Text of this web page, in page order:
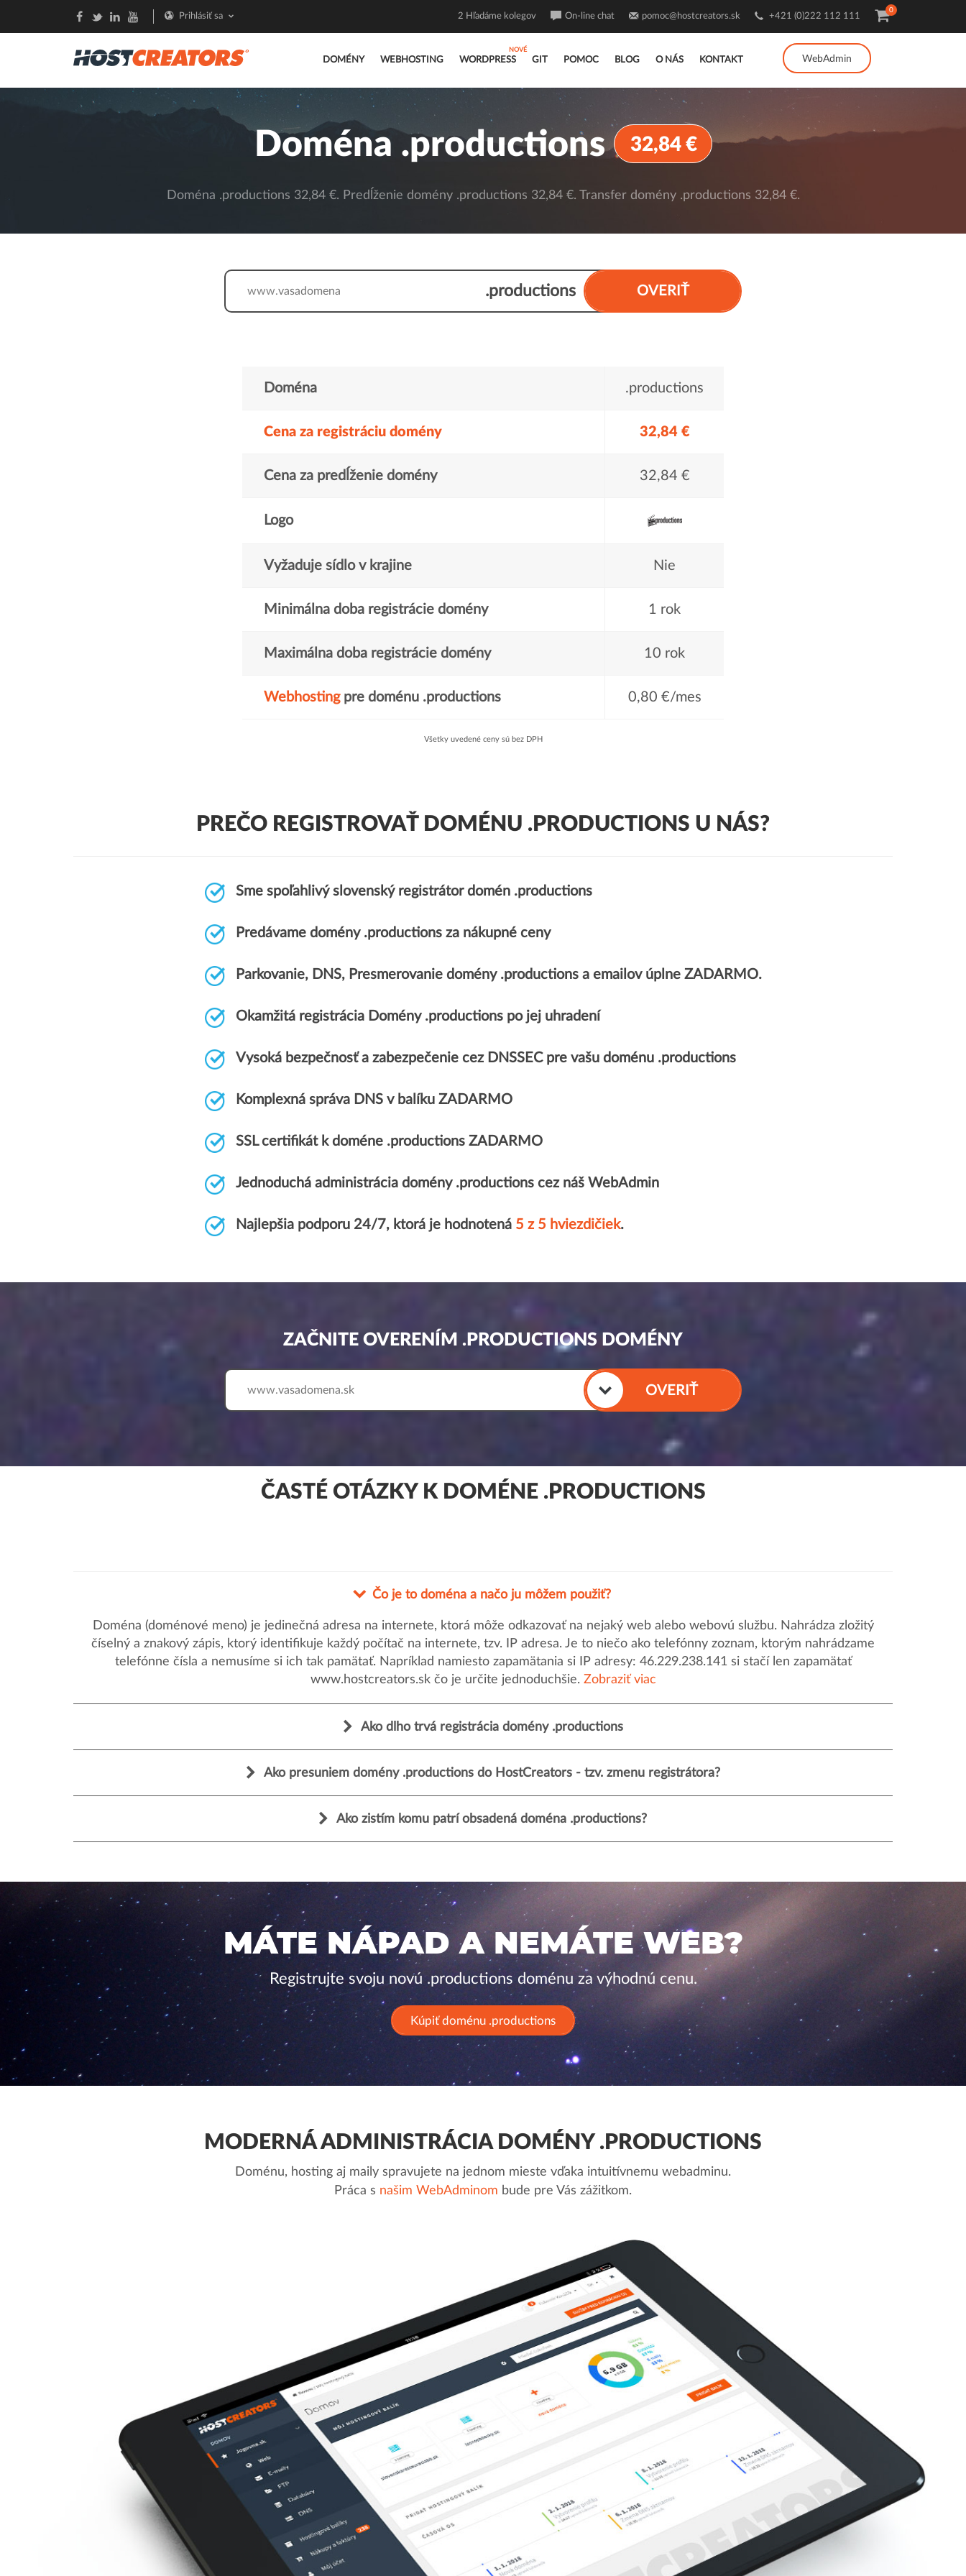
DOMÉNY WEBHOSTING WORDPRESS GIT POMOC BLOG O NÁS KONTAKT WebAdmin
Prihlásiť sa 2 Hľadáme kolegov On-line chat pomoc@hostcreators.sk +421 (0)222 112 111
0
Doména .productions 32,84 €
Doména .productions 32,84 €. Predĺženie domény .productions 32,84 €. Transfer domény .productions 32,84 €.
OVERIŤ
.productions
www.
Doména .productions
Cena za registráciu domény 32,84 €
Cena za predĺženie domény 32,84 €
Logo
Vyžaduje sídlo v krajine Nie
Minimálna doba registrácie domény 1 rok
Maximálna doba registrácie domény 10 rok
Webhostingpre doménu .productions 0,80 €/mes
Všetky uvedené ceny sú bez DPH
PREČO REGISTROVAŤ DOMÉNU .PRODUCTIONS U NÁS?
Sme spoľahlivý slovenský registrátor domén .productions
Predávame domény .productions za nákupné ceny
Parkovanie, DNS, Presmerovanie domény .productions a emailov úplne ZADARMO.
Okamžitá registrácia Domény .productions po jej uhradení
Vysoká bezpečnosť a zabezpečenie cez DNSSEC pre vašu doménu .productions
Komplexná správa DNS v balíku ZADARMO
SSL certifikát k doméne .productions ZADARMO
Jednoduchá administrácia domény .productions cez náš WebAdmin
Najlepšia podporu 24/7, ktorá je hodnotená 5 z 5 hviezdičiek.
ZAČNITE OVERENÍM .PRODUCTIONS DOMÉNY
OVERIŤ
www.
ČASTÉ OTÁZKY K DOMÉNE .PRODUCTIONS
Čo je to doména a načo ju môžem použiť?
Doména (doménové meno) je jedinečná adresa na internete, ktorá môže odkazovať na nejaký web alebo webovú službu. Nahrádza zložitý
číselný a znakový zápis, ktorý identifikuje každý počítač na internete, tzv. IP adresa. Je to niečo ako telefónny zoznam, ktorým nahrádzame
telefónne čísla a nemusíme si ich tak pamätať. Napríklad namiesto zapamätania si IP adresy: 46.229.238.141 si stačí len zapamätať
www.hostcreators.sk čo je určite jednoduchšie. Zobraziť viac
Ako dlho trvá registrácia domény .productions
Ako presuniem domény .productions do HostCreators - tzv. zmenu registrátora?
Ako zistím komu patrí obsadená doména .productions?
MÁTE NÁPAD A NEMÁTE WEB?
Registrujte svoju novú .productions doménu za výhodnú cenu.
Kúpiť doménu .productions
MODERNÁ ADMINISTRÁCIA DOMÉNY .PRODUCTIONS
Doménu, hosting aj maily spravujete na jednom mieste vďaka intuitívnemu webadminu.
Práca s našim WebAdminom bude pre Vás zážitkom.